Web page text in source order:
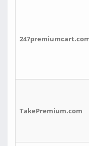
TakePremium.com